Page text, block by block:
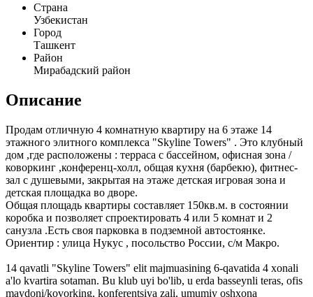
Страна
Узбекистан
Город
Ташкент
Район
Мирабадский район
Описание
Продам отличную 4 комнатную квартиру на 6 этаже 14
этажного элитного комплекса "Skyline Towers" . Это клубный
дом ,где расположены : терраса с бассейном, офисная зона /
коворкинг ,конференц-холл, общая кухня (барбекю), фитнес-
зал с душевыми, закрытая на этаже детская игровая зона и
детская площадка во дворе.
Общая площадь квартиры составляет 150кв.м. в состоянии
коробка и позволяет спроектировать 4 или 5 комнат и 2
санузла .Есть своя парковка в подземной автостоянке.
Ориентир : улица Нукус , посольство России, с/м Макро.
14 qavatli "Skyline Towers" elit majmuasining 6-qavatida 4 xonali
a'lo kvartira sotaman. Bu klub uyi bo'lib, u erda basseynli teras, ofis
maydoni/kovorking, konferentsiya zali, umumiy oshxona